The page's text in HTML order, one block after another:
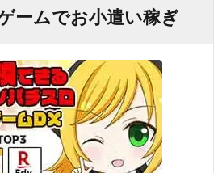
ームでお小遣い稼ぎ